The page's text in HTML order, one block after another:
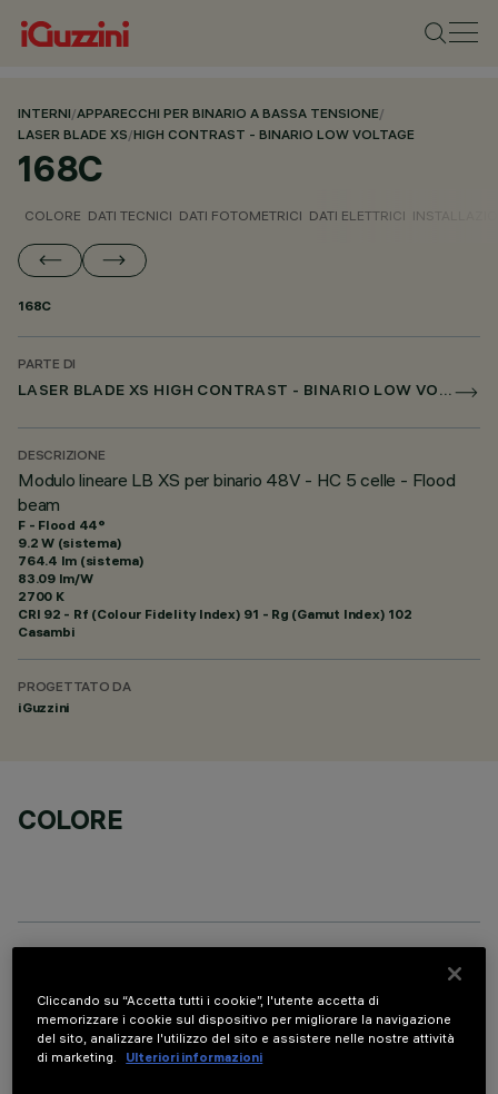
INTERNI/APPARECCHI PER BINARIO A BASSA TENSIONE/
LASER BLADE XS/HIGH CONTRAST - BINARIO LOW VOLTAGE
168C
COLORE DATI TECNICI DATI FOTOMETRICI DATI ELETTRICI
168C
PARTE DI
LASER BLADE XS HIGH CONTRAST - BINARIO LOW VOLTAGE
DESCRIZIONE
Modulo lineare LB XS per binario 48V - HC 5 celle - Flood
beam
F - Flood 44°
9.2 W (sistema)
764.4 lm (sistema)
83.09 lm/W
2700 K
CRI 92 - Rf (Colour Fidelity Index) 91 - Rg (Gamut Index) 102
Casambi
PROGETTATO DA
iGuzzini
COLORE
ULTIMO AGGIORNAMENTO: 03/08/2026
Cliccando su “Accetta tutti i cookie”, l'utente accetta di
memorizzare i cookie sul dispositivo per migliorare la navigazione
del sito, analizzare l'utilizzo del sito e assistere nelle nostre attività
di marketing.
Ulteriori informazioni